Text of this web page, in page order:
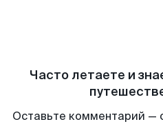
Часто летаете и
Оставьте комментарий —